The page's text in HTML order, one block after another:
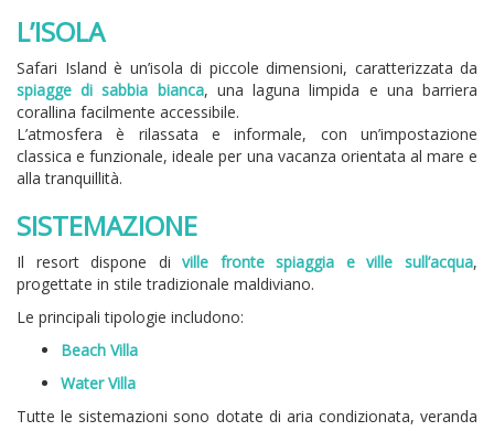
L’ISOLA
Safari Island è un’isola di piccole dimensioni, caratterizzata da
spiagge di sabbia bianca, una laguna limpida e una barriera
corallina facilmente accessibile.
L’atmosfera è rilassata e informale, con un’impostazione
classica e funzionale, ideale per una vacanza orientata al mare e
alla tranquillità.
SISTEMAZIONE
Il resort dispone diville fronte spiaggia e ville sull’acqua,
progettate in stile tradizionale maldiviano.
Le principali tipologie includono:
Beach Villa
Water Villa
Tutte le sistemazioni sono dotate di aria condizionata, veranda